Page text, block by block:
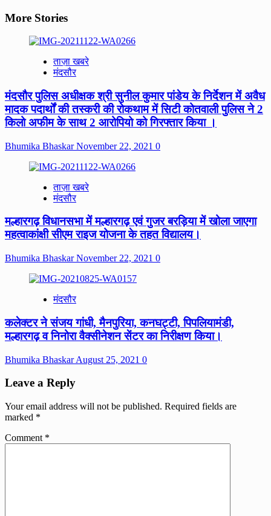
More Stories
ताज़ा खबरे
मंदसौर
मंदसौर पुलिस अधीक्षक श्री सुनील कुमार पांडेय के निर्देशन में अवैध
मादक पदार्थों की तस्करी की रोकथाम में सिटी कोतवाली पुलिस ने 2
किलो अफीम के साथ 2 आरोपियो को गिरफ्तार किया ।
Bhumika BhaskarNovember 22, 2021 0
ताज़ा खबरे
मंदसौर
मल्हारगढ़ विधानसभा में मल्हारगढ़ एवं गुजर बरड़िया में खोला जाएगा
महत्वाकांक्षी सीएम राइज योजना के तहत विद्यालय।
Bhumika BhaskarNovember 22, 2021 0
मंदसौर
कलेक्टर ने संजय गांधी, मैनपुरिया, कनघट्टी, पिपलियामंडी,
मल्हारगढ़ व निनोरा वैक्सीनेशन सेंटर का निरीक्षण किया।
Bhumika BhaskarAugust 25, 2021 0
Leave a Reply
Your email address will not be published. Required fields are
marked *
Comment *